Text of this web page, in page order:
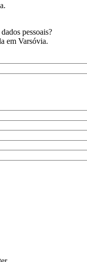
pessoais?
em Varsóvia.